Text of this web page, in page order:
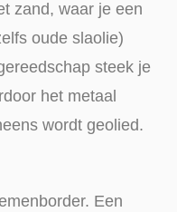
zand, waar je een
oude slaolie)
steek je
het metaal
wordt geolied.
Een